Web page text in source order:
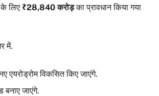
के लिए ₹28,840 करोड़का प्रावधान किया गया
में.
एयरोड्रोम विकसित किए जाएंगे.
जाएंगे.